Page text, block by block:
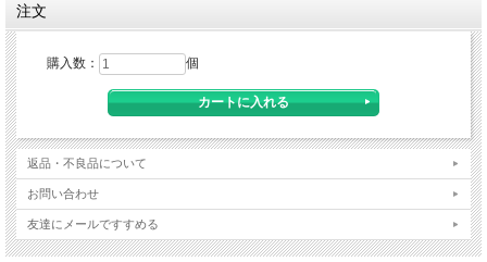
注文
購入数： 個
返品・不良品について
お問い合わせ
友達にメールですすめる